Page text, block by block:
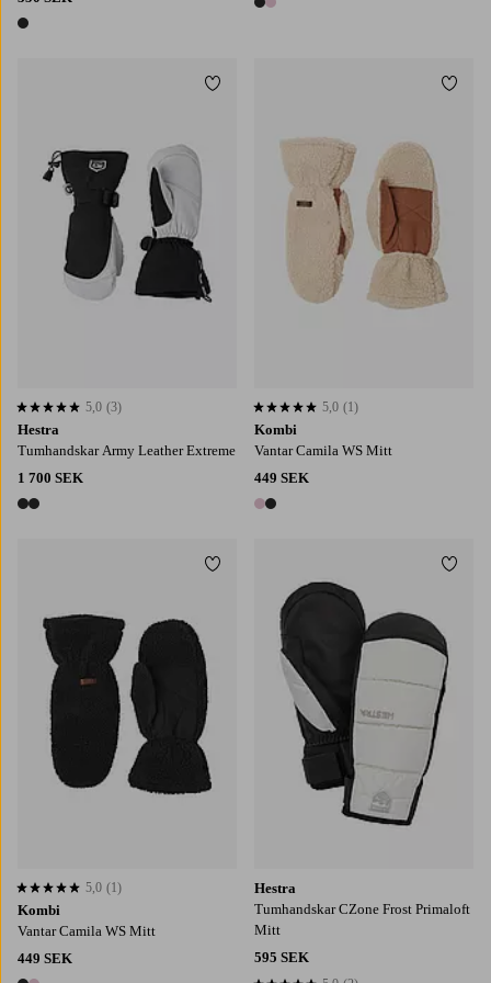
1 färg
2 färger
Hestra
Tumhandskar Army Leather Extreme
1 700 SEK
2 färger
5,0 baserat på 3 st betyg
5,0 (3)
Lägg till i favoriter
Kombi
Vantar Camila WS Mitt
449 SEK
2 färger
5,0 baserat på 1 st betyg
5,0 (1)
Kombi
Vantar Camila WS Mitt
449 SEK
5,0 baserat på 1 st betyg
5,0 (1)
Lägg till i favoriter
Hestra
Tumhandskar CZone Frost Primaloft
Mitt
595 SEK
910